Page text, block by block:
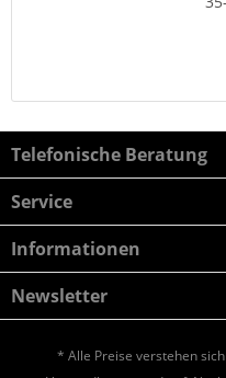
Telefonische Beratung
Service
Informationen
Newsletter
* Alle Preise verstehen